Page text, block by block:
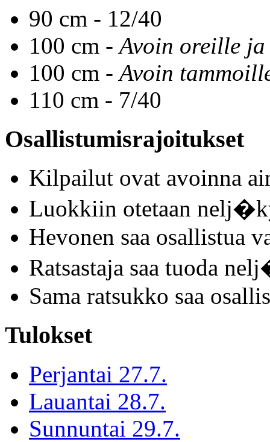
90 cm - 12/40
100 cm -Avoin oreille
100 cm -Avoin
110 cm - 7/40
Osallistumisrajoitukset
Kilpailut ovat avoinna
Luokkiin otetaan
Hevonen saa osallistua
Ratsastaja saa tuoda
Sama ratsukko saa
Tulokset
Perjantai 27.7.
Lauantai 28.7.
Sunnuntai 29.7.